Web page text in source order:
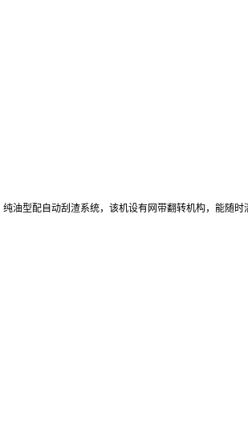
油型配自动刮渣系统，该机设有网带翻转机构，能随